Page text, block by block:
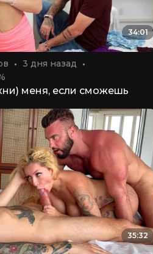
34:01
3 дня назад
меня, если сможешь
35:32